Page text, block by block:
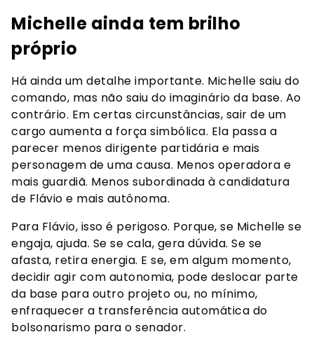
Michelle ainda tem brilho
próprio
Há ainda um detalhe importante. Michelle saiu do
comando, mas não saiu do imaginário da base. Ao
contrário. Em certas circunstâncias, sair de um
cargo aumenta a força simbólica. Ela passa a
parecer menos dirigente partidária e mais
personagem de uma causa. Menos operadora e
mais guardiã. Menos subordinada à candidatura
de Flávio e mais autônoma.
Para Flávio, isso é perigoso. Porque, se Michelle se
engaja, ajuda. Se se cala, gera dúvida. Se se
afasta, retira energia. E se, em algum momento,
decidir agir com autonomia, pode deslocar parte
da base para outro projeto ou, no mínimo,
enfraquecer a transferência automática do
bolsonarismo para o senador.